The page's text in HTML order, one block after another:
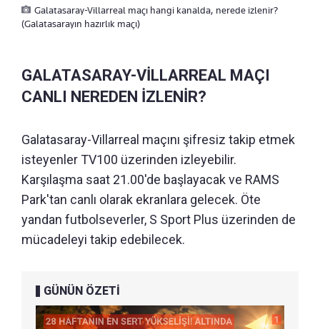
Galatasaray-Villarreal maçı hangi kanalda, nerede izlenir?
(Galatasarayın hazırlık maçı)
GALATASARAY-VİLLARREAL MAÇI
CANLI NEREDEN İZLENİR?
Galatasaray-Villarreal maçını şifresiz takip etmek
isteyenler TV100 üzerinden izleyebilir.
Karşılaşma saat 21.00'de başlayacak ve RAMS
Park'tan canlı olarak ekranlara gelecek. Öte
yandan futbolseverler, S Sport Plus üzerinden de
mücadeleyi takip edebilecek.
GÜNÜN ÖZETİ